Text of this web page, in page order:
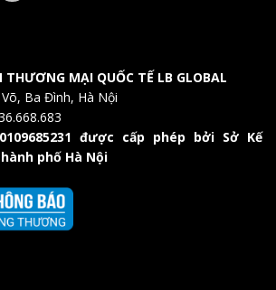
THƯƠNG MẠI QUỐC TẾ LB GLOBAL
Ba Đình, Hà Nội
được cấp phép bởi Sở Kế
phố Hà Nội